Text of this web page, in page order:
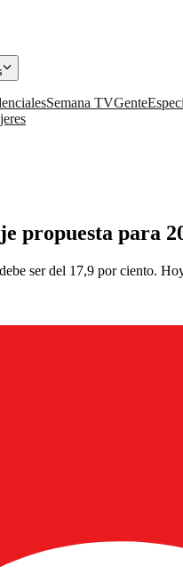
Semana TVGente
propuesta para
ser del 17,9 por ciento.